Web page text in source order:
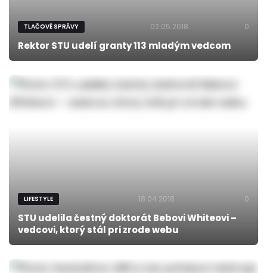
TLAČOVÉ SPRÁVY 02.05.2018 0
Rektor STU udelí granty 113 mladým vedcom
LIFESTYLE 18.04.2018 0
STU udelila čestný doktorát Bebovi Whiteovi –
vedcovi, ktorý stál pri zrode webu